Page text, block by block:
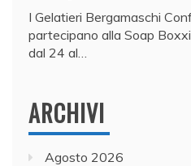
I Gelatieri Bergamaschi
partecipano alla Soap
dal 24 al…
ARCHIVI
Agosto 2026